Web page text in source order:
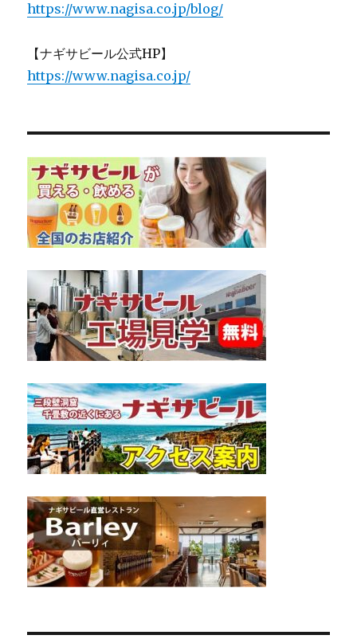
https://www.nagisa.co.jp/blog/
【ナギサビール公式HP】
https://www.nagisa.co.jp/